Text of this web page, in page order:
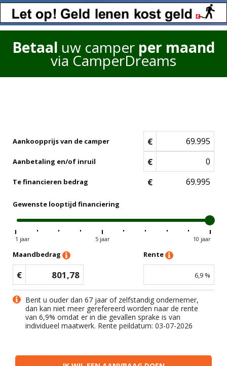
Betaal uw camper per maand
via CamperDreams
Aankoopprijs van de camper €
Aanbetaling en/of inruil €
Te financieren bedrag €
Gewenste looptijd financiering
1 jaar 5 jaar 10 jaar
Maandbedrag
€ 801,78
Rente
6,9 %
Bent u ouder dan 67 jaar of zelfstandig ondernemer,
dan kan niet meer gerefereerd worden naar de rente
van 6,9% omdat er in die gevallen sprake is van
individueel maatwerk. Rente peildatum: 03-07-2026